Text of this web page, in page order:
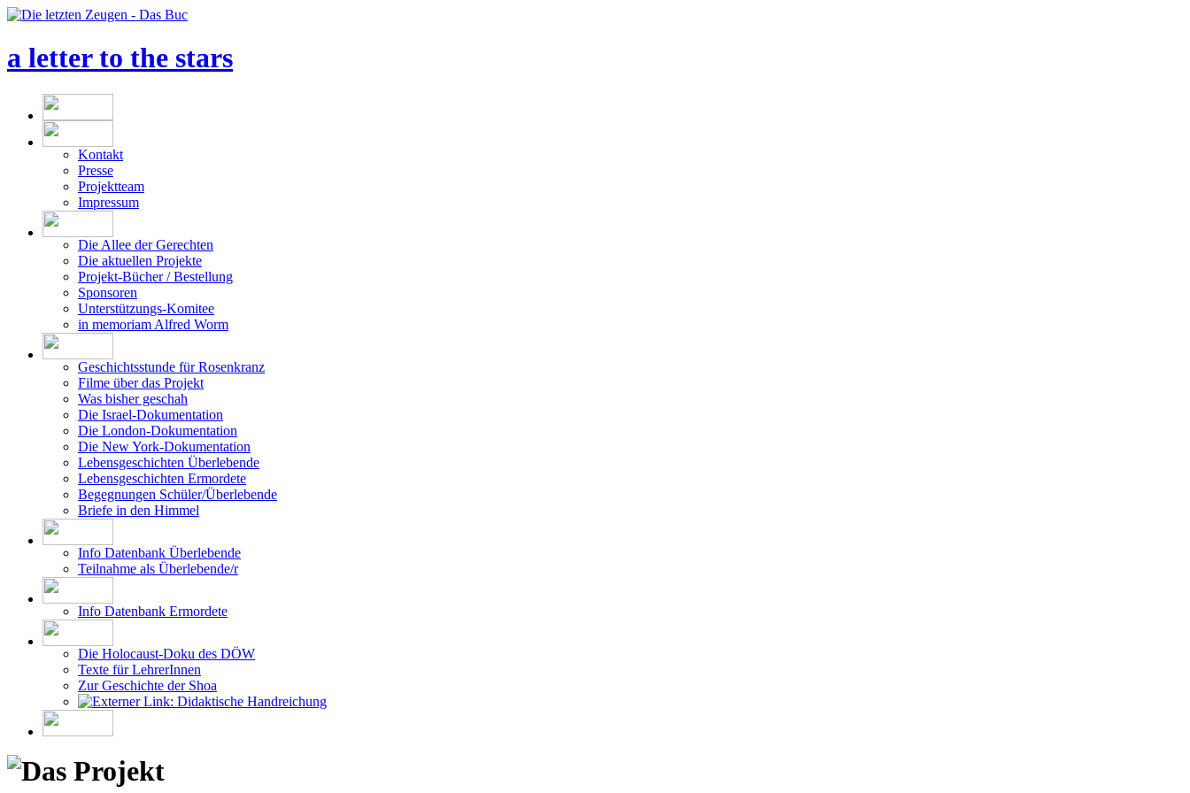
a letter to the stars
Kontakt
Presse
Projektteam
Impressum
Die Allee der Gerechten
Die aktuellen Projekte
Projekt-Bücher / Bestellung
Sponsoren
Unterstützungs-Komitee
in memoriam Alfred Worm
Geschichtsstunde für Rosenkranz
Filme über das Projekt
Was bisher geschah
Die Israel-Dokumentation
Die London-Dokumentation
Die New York-Dokumentation
Lebensgeschichten Überlebende
Lebensgeschichten Ermordete
Begegnungen Schüler/Überlebende
Briefe in den Himmel
Info Datenbank Überlebende
Teilnahme als Überlebende/r
Info Datenbank Ermordete
Die Holocaust-Doku des DÖW
Texte für LehrerInnen
Zur Geschichte der Shoa
Didaktische Handreichung